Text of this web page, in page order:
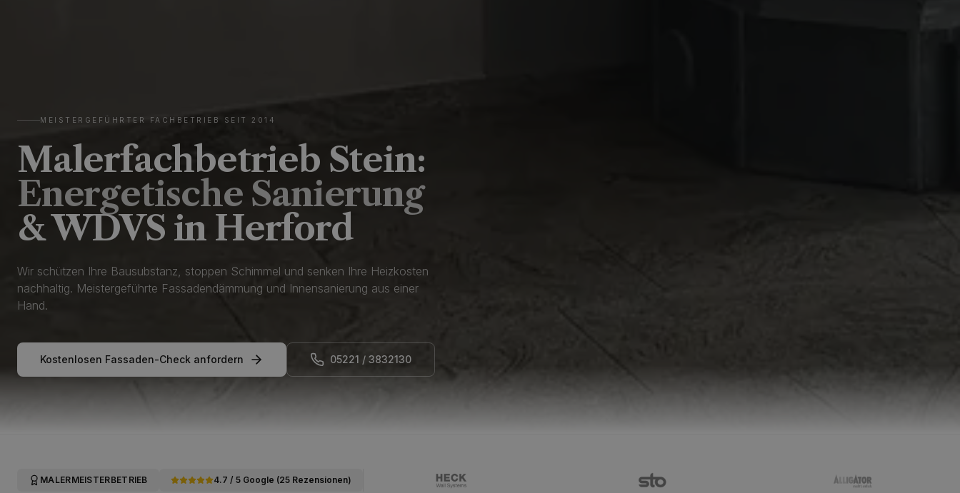
MEISTERGEFÜHRTER FACHBETRIEB SEIT 2014
Malerfachbetrieb Stein:
Energetische Sanierung
& WDVS in Herford
Wir schützen Ihre Bausubstanz, stoppen Schimmel und senken Ihre Heizkosten
nachhaltig. Meistergeführte Fassadendämmung und Innensanierung aus einer
Hand.
Kostenlosen Fassaden-Check anfordern 05221 / 3832130
MALERMEISTERBETRIEB 4.7 / 5 Google (25 Rezensionen)